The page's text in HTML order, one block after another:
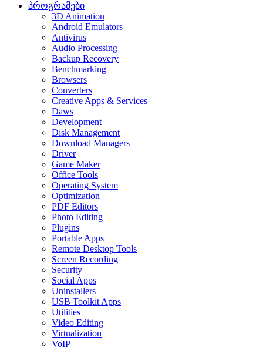
პროგრამები
3D Animation
Android Emulators
Antivirus
Audio Processing
Backup Recovery
Benchmarking
Browsers
Converters
Creative Apps & Services
Daws
Development
Disk Management
Download Managers
Driver
Game Maker
Office Tools
Operating System
Optimization
PDF Editors
Photo Editing
Plugins
Portable Apps
Remote Desktop Tools
Screen Recording
Security
Social Apps
Uninstallers
USB Toolkit Apps
Utilities
Video Editing
Virtualization
VoIP